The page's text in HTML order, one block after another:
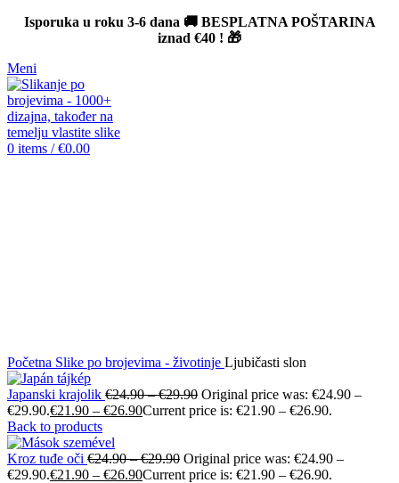
Isporuka u roku 3-6 dana 🚚 BESPLATNA POŠTARINA
iznad €40 ! 🎁
Meni
0 items / €0.00
Početna Slike po brojevima - životinje Ljubičasti slon
Japanski krajolik €24.90–€29.90 Original price was: €24.90 –
€29.90.€21.90 – €26.90Current price is: €21.90 – €26.90.
Back to products
Kroz tuđe oči €24.90–€29.90 Original price was: €24.90 –
€29.90.€21.90 – €26.90Current price is: €21.90 – €26.90.